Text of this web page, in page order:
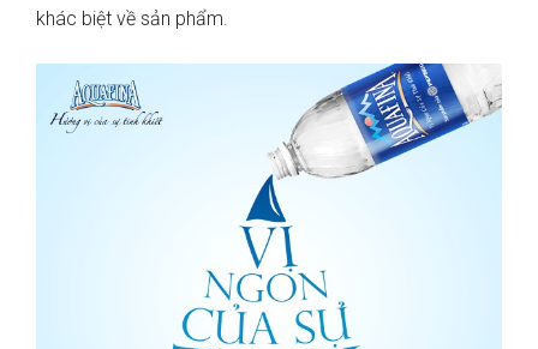
khác biệt về sản phẩm.